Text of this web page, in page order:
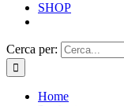
SHOP
Cerca per:
Home